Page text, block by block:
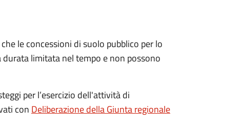
le concessioni di suolo pubblico per lo
limitata nel tempo e non possono
per l’esercizio dell'attività di
con Deliberazione della Giunta regionale